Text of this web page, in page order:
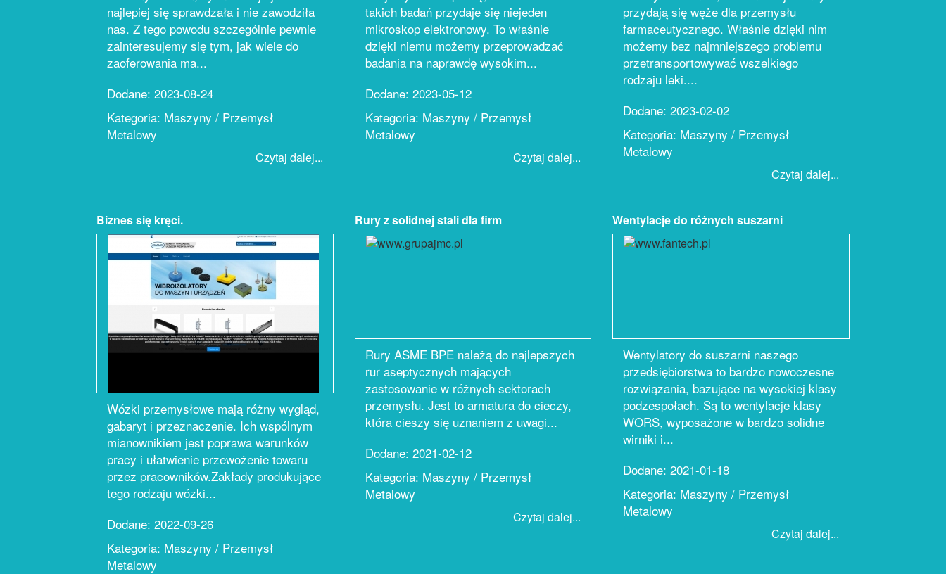
najlepiej się sprawdzała i nie zawodziła
nas. Z tego powodu szczególnie pewnie
zainteresujemy się tym, jak wiele do
zaoferowania ma...
Dodane: 2023-08-24
Kategoria: Maszyny / Przemysł
Metalowy
Czytaj dalej...
takich badań przydaje się niejeden
mikroskop elektronowy. To właśnie
dzięki niemu możemy przeprowadzać
badania na naprawdę wysokim...
Dodane: 2023-05-12
Kategoria: Maszyny / Przemysł
Metalowy
Czytaj dalej...
przydają się węże dla przemysłu
farmaceutycznego. Właśnie dzięki nim
możemy bez najmniejszego problemu
przetransportowywać wszelkiego
rodzaju leki....
Dodane: 2023-02-02
Kategoria: Maszyny / Przemysł
Metalowy
Czytaj dalej...
Biznes się kręci.
Wózki przemysłowe mają różny wygląd,
gabaryt i przeznaczenie. Ich wspólnym
mianownikiem jest poprawa warunków
pracy i ułatwienie przewożenie towaru
przez pracowników.Zakłady produkujące
tego rodzaju wózki...
Dodane: 2022-09-26
Kategoria: Maszyny / Przemysł
Metalowy
Rury z solidnej stali dla firm
Rury ASME BPE należą do najlepszych
rur aseptycznych mających
zastosowanie w różnych sektorach
przemysłu. Jest to armatura do cieczy,
która cieszy się uznaniem z uwagi...
Dodane: 2021-02-12
Kategoria: Maszyny / Przemysł
Metalowy
Czytaj dalej...
Wentylacje do różnych suszarni
Wentylatory do suszarni naszego
przedsiębiorstwa to bardzo nowoczesne
rozwiązania, bazujące na wysokiej klasy
podzespołach. Są to wentylacje klasy
WORS, wyposażone w bardzo solidne
wirniki i...
Dodane: 2021-01-18
Kategoria: Maszyny / Przemysł
Metalowy
Czytaj dalej...